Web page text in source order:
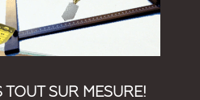
SUR MESURE!